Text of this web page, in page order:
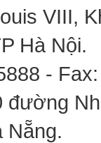
VIII,
Hà Nội.
-
đường
Nẵng.